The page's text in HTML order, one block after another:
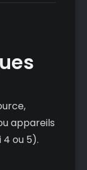
appareils
4 ou 5).